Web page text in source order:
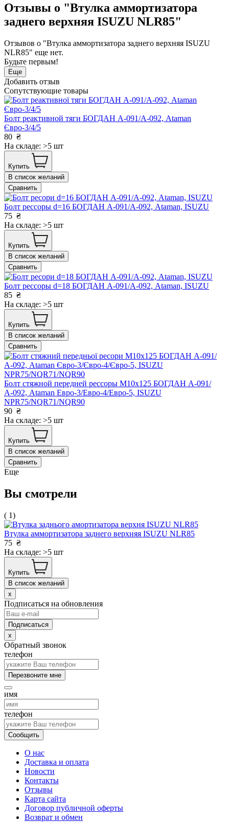
Отзывы о "Втулка аммортизатора
заднего верхняя ISUZU NLR85"
Отзывов о "Втулка аммортизатора заднего верхняя ISUZU
NLR85" еще нет.
Будьте первым!
Еще
Добавить отзыв
Сопутствующие товары
Болт реактивной тяги БОГДАН А-091/А-092, Ataman
Євро-3/4/5
80 ₴
На складе: >5 шт
Купить
В список желаний
Сравнить
Болт рессоры d=16 БОГДАН А-091/А-092, Ataman, ISUZU
75 ₴
На складе: >5 шт
Купить
В список желаний
Сравнить
Болт рессоры d=18 БОГДАН А-091/А-092, Ataman, ISUZU
85 ₴
На складе: >5 шт
Купить
В список желаний
Сравнить
Болт стяжной передней рессоры М10х125 БОГДАН А-091/
А-092, Ataman Евро-3/Евро-4/Евро-5, ISUZU
NPR75/NQR71/NQR90
90 ₴
На складе: >5 шт
Купить
В список желаний
Сравнить
Еще
Вы смотрели
( 1)
Втулка аммортизатора заднего верхняя ISUZU NLR85
75 ₴
На складе: >5 шт
Купить
В список желаний
x
Подписаться на обновления
x
Обратный звонок
телефон
Перезвоните мне
имя
телефон
Сообщить
О нас
Доставка и оплата
Новости
Контакты
Отзывы
Карта сайта
Договор публичной оферты
Возврат и обмен